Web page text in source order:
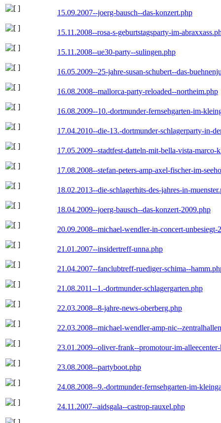
15.09.2007--joerg-bausch--das-konzert.php
15.11.2008--rosa-s-geburtstagsparty-im-
15.11.2008--ue30-party--sulingen.php
16.05.2009--25-jahre-susan-schubert--das-
16.08.2008--mallorca-party-reloaded--northeim.php
16.08.2009--10.-dortmunder-fernsehgarten-im-
17.04.2010--die-13.-dortmunder-schlagerparty-in-
17.05.2009--stadtfest-datteln-mit-bella-vista-marco-
17.08.2008--stefan-peters-amp-axel-fischer-im-
18.02.2013--die-schlagerhits-des-jahres-in-
18.04.2009--joerg-bausch--das-konzert-2009.php
20.09.2008--michael-wendler-in-concert-unbesiegt-
21.01.2007--insidertreff-unna.php
21.04.2007--fanclubtreff-ruediger-schima--
21.08.2011--1.-dortmunder-schlagergarten.php
22.03.2008--8-jahre-news-oberberg.php
22.03.2008--michael-wendler-amp-nic--
23.01.2009--oliver-frank--promotour-im-
23.08.2008--partyboot.php
24.08.2008--9.-dortmunder-fernsehgarten-im-
24.11.2007--aidsgala--castrop-rauxel.php